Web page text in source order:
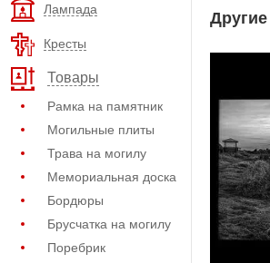
Лампада
Кресты
Товары
Рамка на памятник
Могильные плиты
Трава на могилу
Мемориальная доска
Бордюры
Брусчатка на могилу
Поребрик